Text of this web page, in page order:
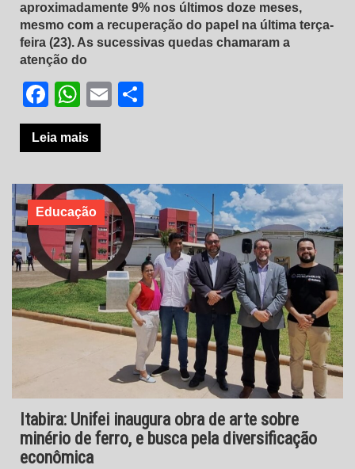
aproximadamente 9% nos últimos doze meses,
mesmo com a recuperação do papel na última terça-
feira (23). As sucessivas quedas chamaram a
atenção do
Facebook
WhatsApp
Email
Leia mais
Educação
Itabira: Unifei inaugura obra de arte sobre
minério de ferro, e busca pela diversificação
econômica